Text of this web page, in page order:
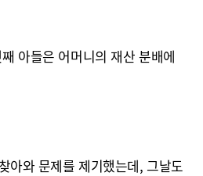
아들은 어머니의 재산 분배에
아와 문제를 제기했는데, 그날도